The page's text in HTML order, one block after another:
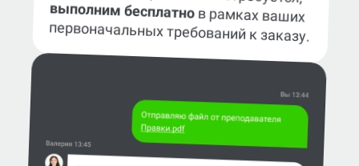
выполним бесплатнов рамках ваших
первоначальных требований к заказу.